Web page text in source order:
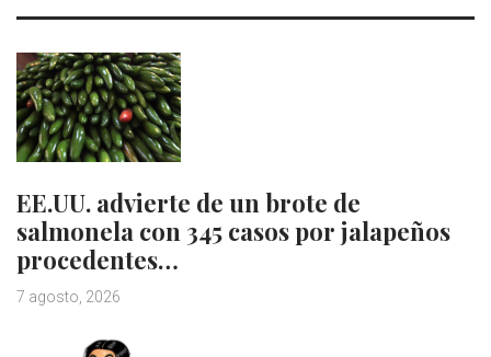
EE.UU. advierte de un brote de
salmonela con 345 casos por jalapeños
procedentes…
7 agosto, 2026